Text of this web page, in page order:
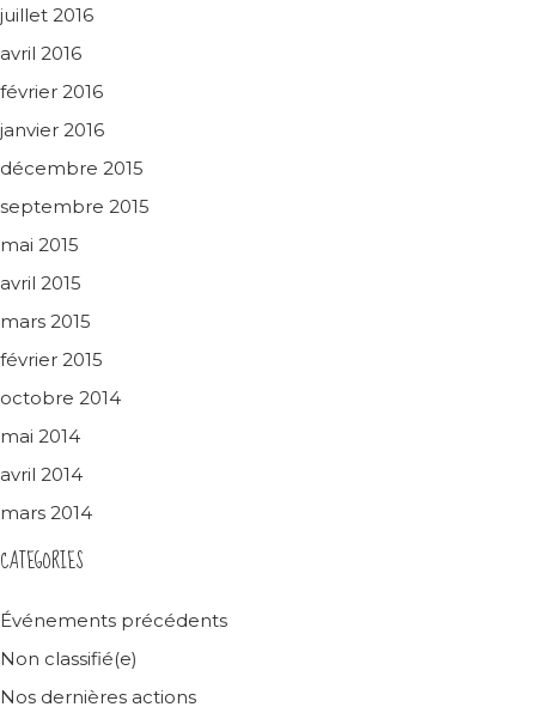
juillet 2016
avril 2016
février 2016
janvier 2016
décembre 2015
septembre 2015
mai 2015
avril 2015
mars 2015
février 2015
octobre 2014
mai 2014
avril 2014
mars 2014
CATEGORIES
Événements précédents
Non classifié(e)
Nos dernières actions